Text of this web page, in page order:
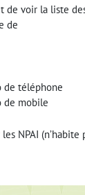
de voir la liste
de
de téléphone
de mobile
NPAI (n’habite